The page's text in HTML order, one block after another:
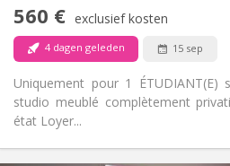
560 € exclusief kosten
4 dagen geleden 15 sep
Uniquement pour 1 ÉTUDIANT(E)
studio meublé complètement
état Loyer...